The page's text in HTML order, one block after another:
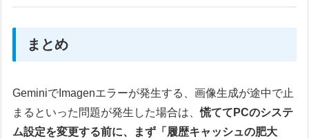
まとめ
GeminiでImagenエラーが発生する、画像生成が途中で止
まるといった問題が発生した場合は、慌ててPCのシステ
ム設定を変更する前に、まず「履歴キャッシュの肥大